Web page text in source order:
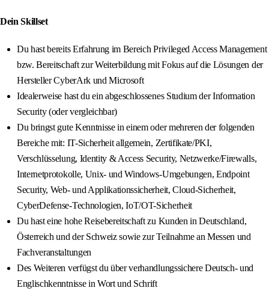
Dein Skillset
Du hast bereits Erfahrung im Bereich Privileged Access Management
bzw. Bereitschaft zur Weiterbildung mit Fokus auf die Lösungen der
Hersteller CyberArk und Microsoft
Idealerweise hast du ein abgeschlossenes Studium der Information
Security (oder vergleichbar)
Du bringst gute Kenntnisse in einem oder mehreren der folgenden
Bereiche mit: IT-Sicherheit allgemein, Zertifikate/PKI,
Verschlüsselung, Identity & Access Security, Netzwerke/Firewalls,
Internetprotokolle, Unix- und Windows-Umgebungen, Endpoint
Security, Web- und Applikationssicherheit, Cloud-Sicherheit,
CyberDefense-Technologien, IoT/OT-Sicherheit
Du hast eine hohe Reisebereitschaft zu Kunden in Deutschland,
Österreich und der Schweiz sowie zur Teilnahme an Messen und
Fachveranstaltungen
Des Weiteren verfügst du über verhandlungssichere Deutsch- und
Englischkenntnisse in Wort und Schrift